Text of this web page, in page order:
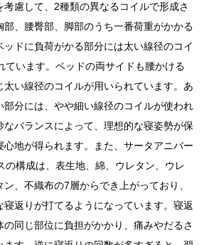
考慮して、2種類の異なるコイルで形成さ
部、腰臀部、脚部のうち一番荷重がかかる
ドに負荷がかる部分には太い線径のコイ
ています。ベッドの両サイドも腰かける
太い線径のコイルが用いられています。あ
部分には、やや細い線径のコイルが使われ
なバランスによって、理想的な寝姿勢が保
心地が得られます。また、サータアニバー
の構成は、表生地、綿、ウレタン、ウレ
、不織布の7層からでき上がっており、
返りが打てるようになっています。寝返
の同じ部位に負担がかかり、痛みやだるさ